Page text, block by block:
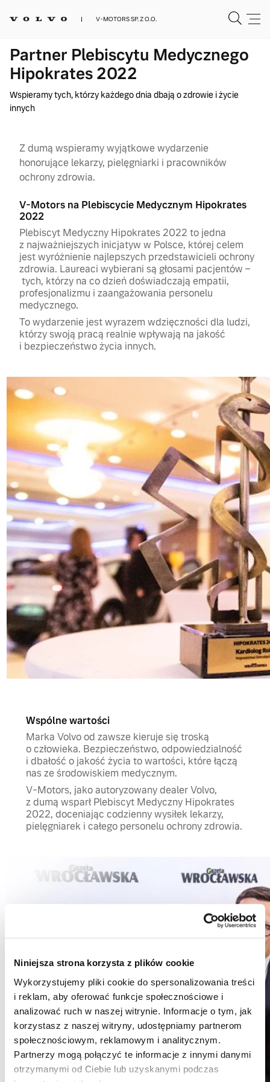
Niniejsza strona korzysta z plików cookie
Wykorzystujemy pliki cookie do spersonalizowania treści
i reklam, aby oferować funkcje społecznościowe i
analizować ruch w naszej witrynie. Informacje o tym, jak
korzystasz z naszej witryny, udostępniamy partnerom
społecznościowym, reklamowym i analitycznym.
Partnerzy mogą połączyć te informacje z innymi danymi
otrzymanymi od Ciebie lub uzyskanymi podczas
V-MOTORS SP. Z O.O.
Partner Plebiscytu Medycznego
Hipokrates 2022
Wspieramy tych, którzy każdego dnia dbają o zdrowie i życie
innych
Z dumą wspieramy wyjątkowe wydarzenie
honorujące lekarzy, pielęgniarki i pracowników
ochrony zdrowia.
V-Motors na Plebiscycie Medycznym Hipokrates
2022
Plebiscyt Medyczny Hipokrates 2022 to jedna
z najważniejszych inicjatyw w Polsce, której celem
jest wyróżnienie najlepszych przedstawicieli ochrony
zdrowia. Laureaci wybierani są głosami pacjentów –
tych, którzy na co dzień doświadczają empatii,
profesjonalizmu i zaangażowania personelu
medycznego.
To wydarzenie jest wyrazem wdzięczności dla ludzi,
którzy swoją pracą realnie wpływają na jakość
i bezpieczeństwo życia innych.
Wspólne wartości
Marka Volvo od zawsze kieruje się troską
o człowieka. Bezpieczeństwo, odpowiedzialność
i dbałość o jakość życia to wartości, które łączą
nas ze środowiskiem medycznym.
V-Motors, jako autoryzowany dealer Volvo,
z dumą wsparł Plebiscyt Medyczny Hipokrates
2022, doceniając codzienny wysiłek lekarzy,
pielęgniarek i całego personelu ochrony zdrowia.